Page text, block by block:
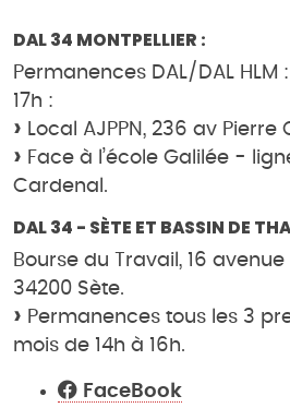
DAL 34 MONTPELLIER :
Permanences DAL/DAL HLM
17h :
Local AJPPN, 236 av Pierre
Face à l’école Galilée -
Cardenal.
DAL 34 - SÈTE ET BASSIN DE
Bourse du Travail, 16
34200 Sète.
Permanences tous les 3
mois de 14h à 16h.
FaceBook